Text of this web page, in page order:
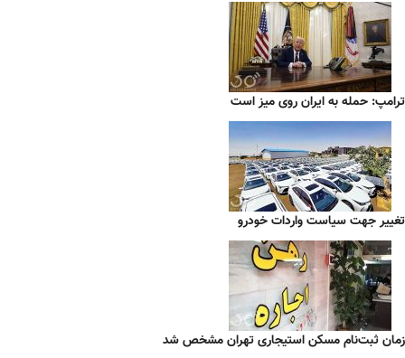
ترامپ: حمله به ایران روی میز است
تغییر جهت سیاست واردات خودرو
زمان ثبت‌نام مسکن استیجاری تهران مشخص شد